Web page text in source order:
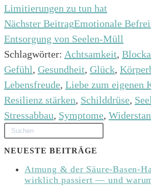
Limitierungen zu tun hat
Nächster BeitragEmotionale
Entsorgung von Seelen-Müll
Schlagwörter: Achtsamkeit,
Gefühl, Gesundheit, Glück,
Lebensfreude, Liebe zum eigenen
Resilienz stärken, Schilddrüse,
Stressabbau, Symptome,
NEUESTE BEITRÄGE
Atmung & der Säure-Basen-
wirklich passiert — und